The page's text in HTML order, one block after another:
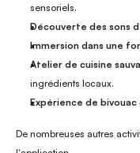
sensoriels.
Découverte des sons
Immersion dans une
Atelier de cuisine
ingrédients locaux.
Expérience de bivouac
De nombreuses autres